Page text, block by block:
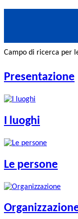
Campo di ricerca per
Presentazione
I luoghi
Le persone